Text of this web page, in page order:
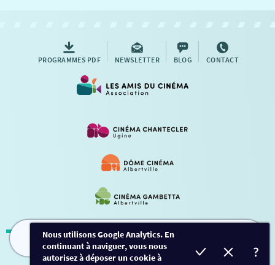
FILMS HORAIRES EVÈNEMENTS TARIFS
PROGRAMMES PDF NEWSLETTER BLOG CONTACT
Mentions légales Contact
Nous utilisons Google Analytics. En
continuant à naviguer, vous nous
autorisez à déposer un cookie à